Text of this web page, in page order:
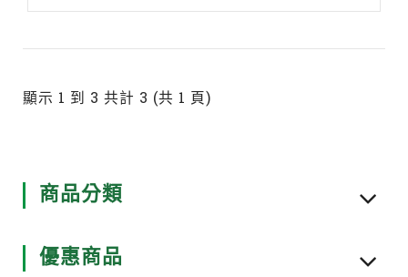
顯示 1 到 3 共計 3 (共 1 頁)
商品分類
優惠商品